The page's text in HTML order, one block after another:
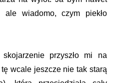
ale wiadomo, czym piekło
skojarzenie przyszło mi na
tę wcale jeszcze nie tak starą